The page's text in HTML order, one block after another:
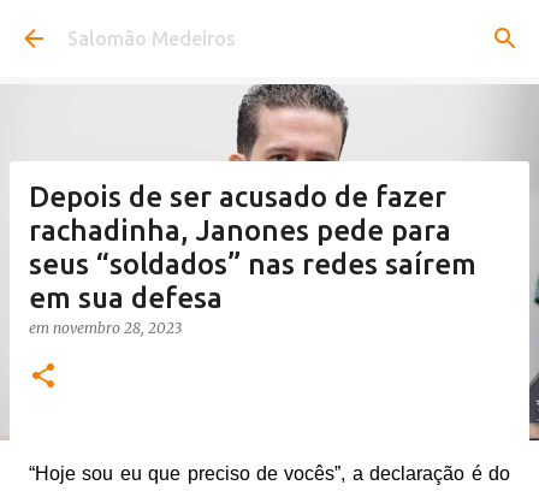
Pular para o conteúdo principal
Salomão Medeiros
Depois de ser acusado de fazer
rachadinha, Janones pede para
seus “soldados” nas redes saírem
em sua defesa
em novembro 28, 2023
“Hoje sou eu que preciso de vocês”, a declaração é do